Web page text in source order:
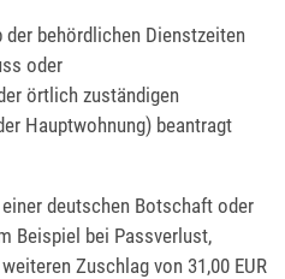
behördlichen Dienstzeiten
oder
örtlich zuständigen
Hauptwohnung) beantragt
deutschen Botschaft oder
Beispiel bei Passverlust,
Zuschlag von 31,00 EUR